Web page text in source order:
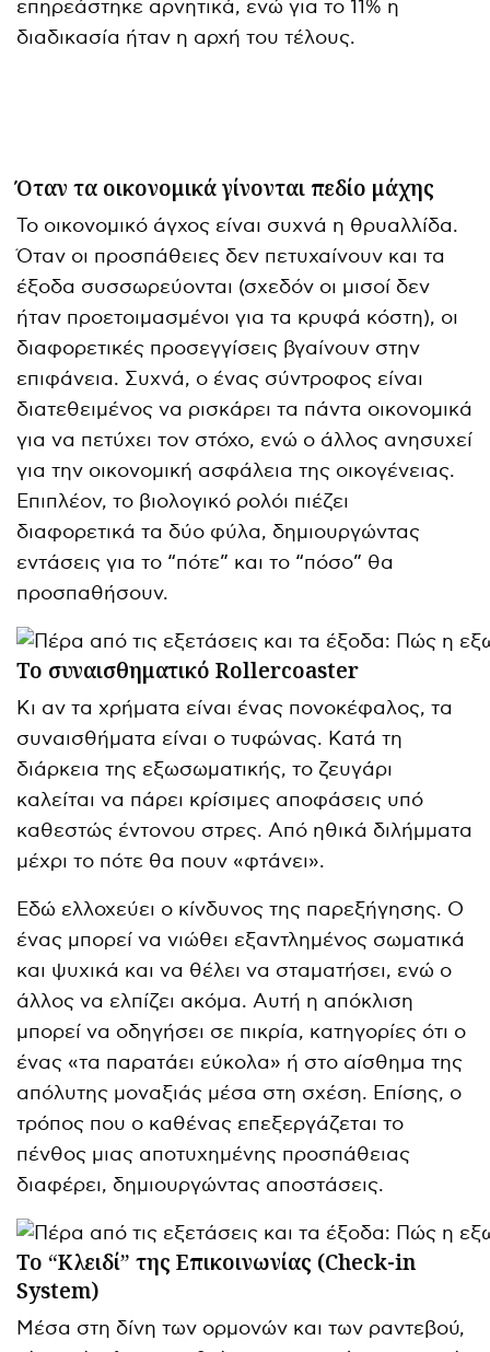
επηρεάστηκε αρνητικά, ενώ για το 11% η
διαδικασία ήταν η αρχή του τέλους.
Όταν τα οικονομικά γίνονται πεδίο μάχης
Το οικονομικό άγχος είναι συχνά η θρυαλλίδα.
Όταν οι προσπάθειες δεν πετυχαίνουν και τα
έξοδα συσσωρεύονται (σχεδόν οι μισοί δεν
ήταν προετοιμασμένοι για τα κρυφά κόστη), οι
διαφορετικές προσεγγίσεις βγαίνουν στην
επιφάνεια. Συχνά, ο ένας σύντροφος είναι
διατεθειμένος να ρισκάρει τα πάντα οικονομικά
για να πετύχει τον στόχο, ενώ ο άλλος ανησυχεί
για την οικονομική ασφάλεια της οικογένειας.
Επιπλέον, το βιολογικό ρολόι πιέζει
διαφορετικά τα δύο φύλα, δημιουργώντας
εντάσεις για το “πότε” και το “πόσο” θα
προσπαθήσουν.
Το συναισθηματικό Rollercoaster
Κι αν τα χρήματα είναι ένας πονοκέφαλος, τα
συναισθήματα είναι ο τυφώνας. Κατά τη
διάρκεια της εξωσωματικής, το ζευγάρι
καλείται να πάρει κρίσιμες αποφάσεις υπό
καθεστώς έντονου στρες. Από ηθικά διλήμματα
μέχρι το πότε θα πουν «φτάνει».
Εδώ ελλοχεύει ο κίνδυνος της παρεξήγησης. Ο
ένας μπορεί να νιώθει εξαντλημένος σωματικά
και ψυχικά και να θέλει να σταματήσει, ενώ ο
άλλος να ελπίζει ακόμα. Αυτή η απόκλιση
μπορεί να οδηγήσει σε πικρία, κατηγορίες ότι ο
ένας «τα παρατάει εύκολα» ή στο αίσθημα της
απόλυτης μοναξιάς μέσα στη σχέση. Επίσης, ο
τρόπος που ο καθένας επεξεργάζεται το
πένθος μιας αποτυχημένης προσπάθειας
διαφέρει, δημιουργώντας αποστάσεις.
Το “Κλειδί” της Επικοινωνίας (Check-in
System)
Μέσα στη δίνη των ορμονών και των ραντεβού,